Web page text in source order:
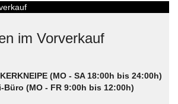
im Vorverkauf
(MO - SA 18:00h bis 24:00h)
Büro (MO - FR 9:00h bis 12:00h)